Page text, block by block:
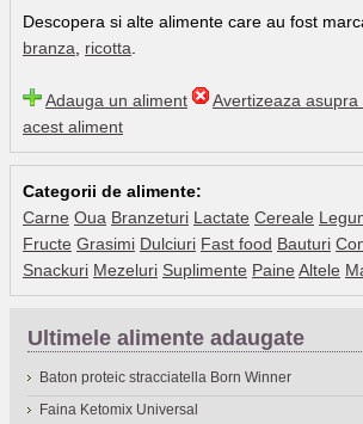
Descopera si alte alimente care au fost
branza
ricotta
Adauga un aliment
Avertizeaza asupra
acest aliment
Categorii de alimente:
Carne Oua Branzeturi Lactate Cereale
Fructe Grasimi Dulciuri Fast food Bauturi
Snackuri Mezeluri Suplimente Paine Altele
Ultimele alimente adaugate
Baton proteic stracciatella Born Winner
Faina Ketomix Universal